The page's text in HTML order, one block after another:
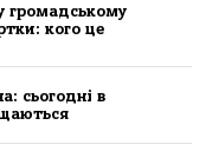
громадському
кого це
сьогодні в